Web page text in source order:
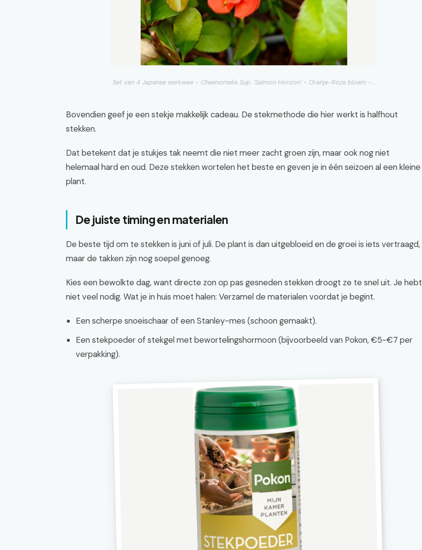
Set van 4 Japanse sierkwee - Chaenomelis Sup. 'Salmon Horizon' - Oranje-Roze bloem -...
Bovendien geef je een stekje makkelijk cadeau. De stekmethode die hier werkt is halfhout
stekken.
Dat betekent dat je stukjes tak neemt die niet meer zacht groen zijn, maar ook nog niet
helemaal hard en oud. Deze stekken wortelen het beste en geven je in één seizoen al een kleine
plant.
De juiste timing en materialen
De beste tijd om te stekken is juni of juli. De plant is dan uitgebloeid en de groei is iets vertraagd,
maar de takken zijn nog soepel genoeg.
Kies een bewolkte dag, want directe zon op pas gesneden stekken droogt ze te snel uit. Je hebt
niet veel nodig. Wat je in huis moet halen: Verzamel de materialen voordat je begint.
Een scherpe snoeischaar of een Stanley-mes (schoon gemaakt).
Een stekpoeder of stekgel met bewortelingshormoon (bijvoorbeeld van Pokon, €5-€7 per
verpakking).